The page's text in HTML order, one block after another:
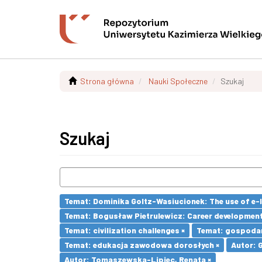
Strona główna Nauki Społeczne Szukaj
Szukaj
Temat: Dominika Goltz-Wasiucionek: The use of
Temat: Bogusław Pietrulewicz: Career
Temat: civilization challenges ×
Temat:
Temat: edukacja zawodowa dorosłych ×
Autor:
Autor: Tomaszewska-Lipiec, Renata ×